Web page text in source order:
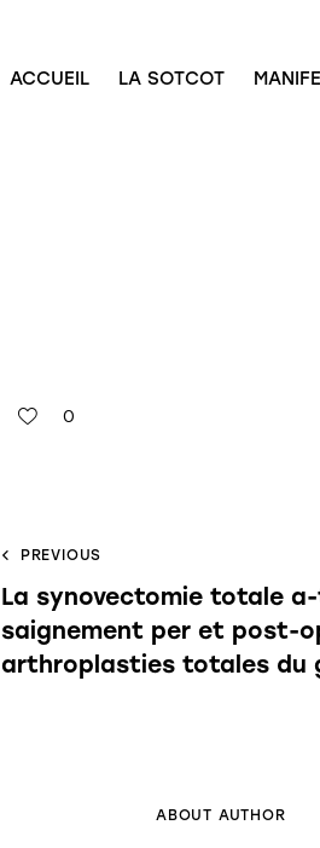
ACCUEIL LA SOTCOT
0
PREVIOUS
La synovectomie totale
saignement per et post-
arthroplasties totales du
ABOUT AUTHOR